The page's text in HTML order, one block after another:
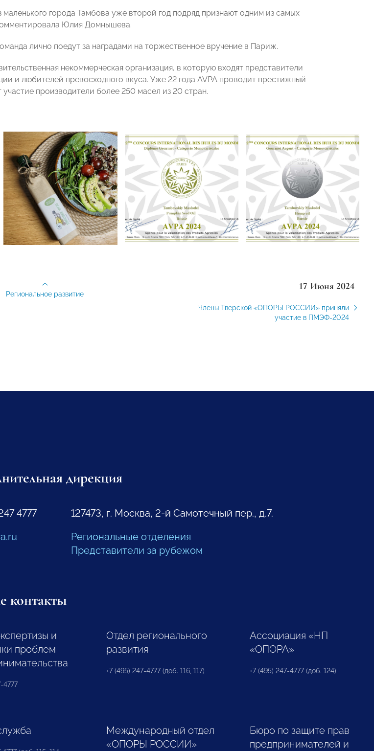
маленького города Тамбова уже второй год подряд признают одним из самых
Юлия Домнышева.
лично поедут за наградами на торжественное вручение в Париж.
некоммерческая организация, в которую входят представители
и любителей превосходного вкуса. Уже 22 года AVPA проводит престижный
производители более 250 масел из 20 стран.
17 Июня 2024
Члены Тверской «ОПОРЫ РОССИИ» приняли
участие в ПМЭФ-2024
Региональное развитие
дирекция
4777
127473, г. Москва, 2-й Самотечный пер., д.7.
Региональные отделения
Представители за рубежом
контакты
и
проблем
4777
Отдел регионального
развития
+7 (495) 247-4777 (доб. 116, 117)
Ассоциация «НП
«ОПОРА»
+7 (495) 247-4777 (доб. 124)
Международный отдел
«ОПОРЫ РОССИИ»
Бюро по защите прав
предпринимателей и